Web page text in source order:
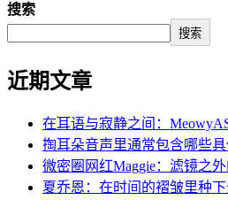
搜索
搜索
近期文章
在耳语与寂静之间：
掏耳朵音声里通常包含哪些具
微密圈网红Maggie：滤镜之
夏乔恩：在时间的褶皱里种